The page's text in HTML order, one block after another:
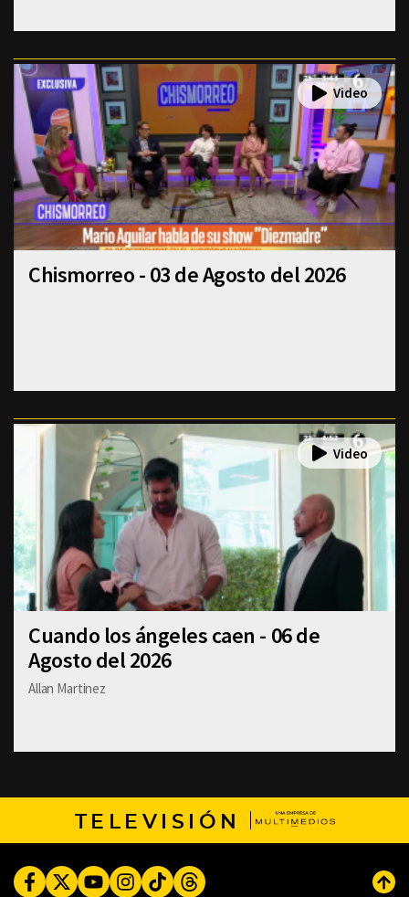
Chismorreo - 03 de Agosto del 2026
Cuando los ángeles caen - 06 de
Agosto del 2026
Allan Martinez
TELEVISIÓN
FacebookTwitterYoutubeInstagram
TikTokThreads